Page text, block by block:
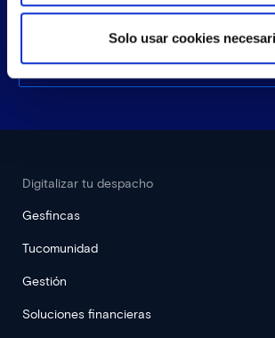
Solo usar cookies
Derechos: Acceder, rectificar y suprimir los datos, así
Información adicional: Puede consultar la información
Digitalizar tu despacho
Gesfincas
Tucomunidad
Gestión
Soluciones financieras